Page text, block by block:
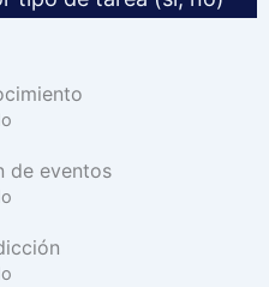
de eventos